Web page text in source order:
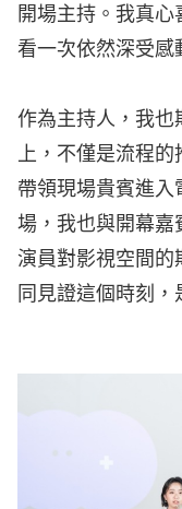
開場主持。我真
看一次依然深受感
作為主持人，我
上，不僅是流程的
帶領現場貴賓進
場，我也與開幕嘉
演員對影視空間
同見證這個時刻